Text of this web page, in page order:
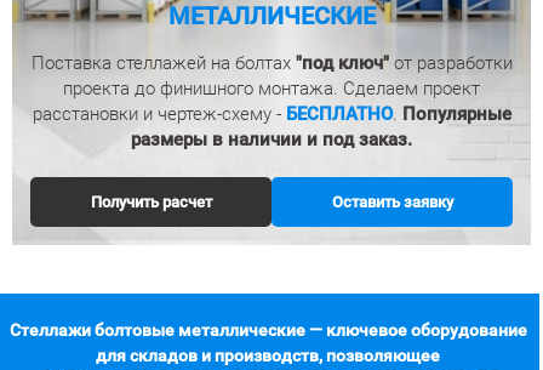
МЕТАЛЛИЧЕСКИЕ
Поставка стеллажей на болтах "под ключ"от разработки
проекта до финишного монтажа. Сделаем проект
расстановки и чертеж-схему - БЕСПЛАТНО. Популярные
размеры в наличии и под заказ.
Получить расчет Оставить заявку
Стеллажи болтовые металлические — ключевое оборудование
для складов и производств, позволяющее